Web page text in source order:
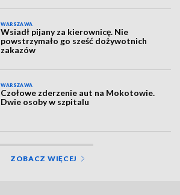
WARSZAWA
Wsiadł pijany za kierownicę. Nie
powstrzymało go sześć dożywotnich
zakazów
WARSZAWA
Czołowe zderzenie aut na Mokotowie.
Dwie osoby w szpitalu
ZOBACZ WIĘCEJ